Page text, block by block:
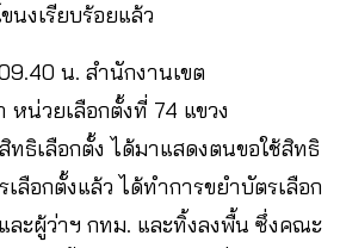
นงเรียบร้อยแล้ว
น. สำนักงานเขต
หน่วยเลือกตั้งที่ 74 แขวง
ทธิเลือกตั้ง ได้มาแสดงตนขอใช้สิทธิ
เลือกตั้งแล้ว ได้ทำการขยำบัตรเลือก
ละผู้ว่าฯ กทม. และทิ้งลงพื้น ซึ่งคณะ